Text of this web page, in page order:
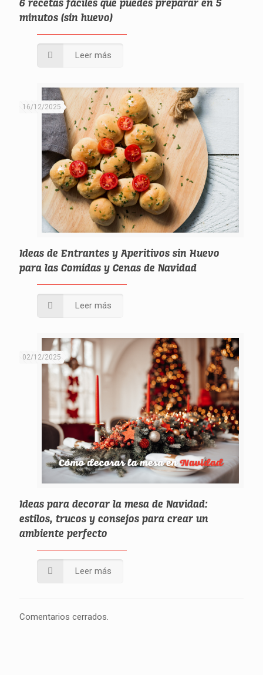
6 recetas fáciles que puedes preparar en 5
minutos (sin huevo)
Leer más
16/12/2025
Ideas de Entrantes y Aperitivos sin Huevo
para las Comidas y Cenas de Navidad
Leer más
02/12/2025
Ideas para decorar la mesa de Navidad:
estilos, trucos y consejos para crear un
ambiente perfecto
Leer más
Comentarios cerrados.